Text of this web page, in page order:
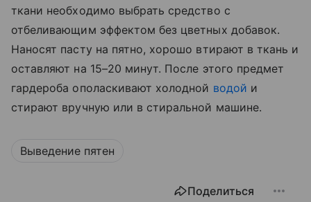
ткани необходимо выбрать средство с
отбеливающим эффектом без цветных добавок.
Наносят пасту на пятно, хорошо втирают в ткань и
оставляют на 15–20 минут. После этого предмет
гардероба ополаскивают холодной водой и
стирают вручную или в стиральной машине.
Выведение пятен
Поделиться